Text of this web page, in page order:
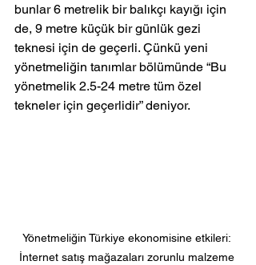
bunlar 6 metrelik bir balıkçı kayığı için
de, 9 metre küçük bir günlük gezi
teknesi için de geçerli. Çünkü yeni
yönetmeliğin tanımlar bölümünde “Bu
yönetmelik 2.5-24 metre tüm özel
tekneler için geçerlidir” deniyor.
Yönetmeliğin Türkiye ekonomisine etkileri:
İnternet satış mağazaları zorunlu malzeme